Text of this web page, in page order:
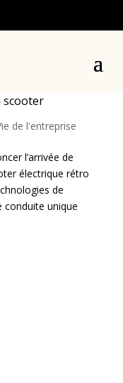
scooter
de l'entreprise
l’arrivée de
électrique rétro
de
conduite unique